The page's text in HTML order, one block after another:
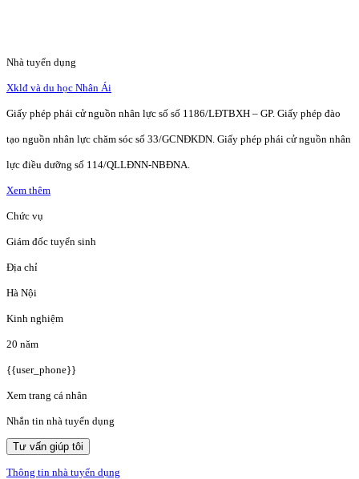
Nhà tuyển dụng
Xklđ và du học Nhân Ái
Giấy phép phái cử nguồn nhân lực số số 1186/LĐTBXH – GP. Giấy phép đào
tạo nguồn nhân lực chăm sóc số 33/GCNĐKDN. Giấy phép phái cử nguồn nhân
lực điều dưỡng số 114/QLLĐNN-NBĐNA.
Xem thêm
Chức vụ
Giám đốc tuyển sinh
Địa chỉ
Hà Nội
Kinh nghiệm
20 năm
{{user_phone}}
Xem trang cá nhân
Nhắn tin nhà tuyển dụng
Tư vấn giúp tôi
Thông tin nhà tuyển dụng